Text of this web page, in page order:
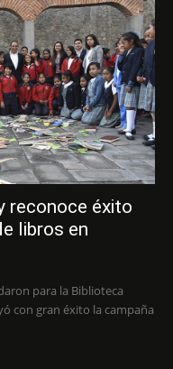
reconoce éxito
libros en
para la Biblioteca